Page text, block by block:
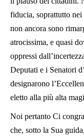
fiducia, soprattutto
non ancora sono
atrocissima, e quasi
oppressi
Deputati e i Senatori
designarono
eletto alla più alta
Noi pertanto Ci
che, sotto la Sua